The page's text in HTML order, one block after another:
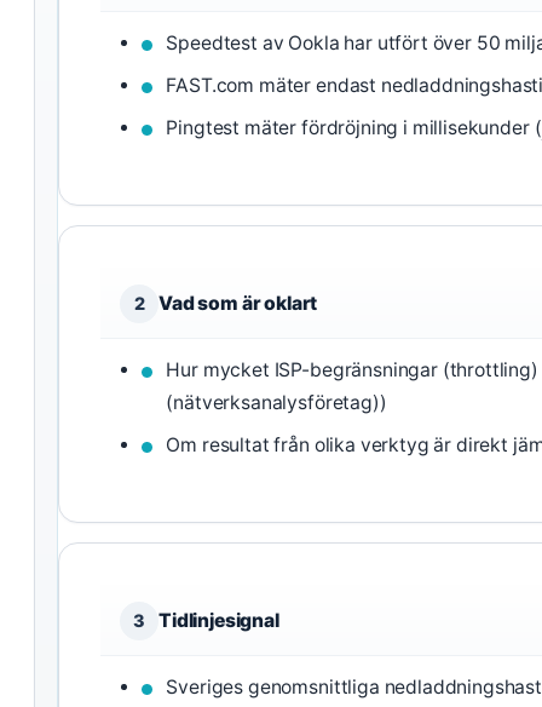
Speedtest av Ookla har utfört över 50
FAST.com mäter endast
Pingtest mäter fördröjning i millisekunder (
2 Vad som är oklart
Hur mycket ISP-begränsningar
(nätverksanalysföretag))
Om resultat från olika verktyg är direkt
3 Tidlinjesignal
Sveriges genomsnittliga